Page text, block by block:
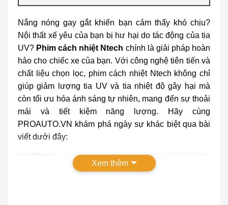
Nắng nóng gay gắt khiến bạn cảm thấy khó chịu?
Nội thất xế yêu của bạn bị hư hại do tác động của tia
UV? Phim cách nhiệt Ntech chính là giải pháp hoàn
hảo cho chiếc xe của bạn. Với công nghệ tiên tiến và
chất liệu chọn lọc, phim cách nhiệt Ntech không chỉ
giúp giảm lượng tia UV và tia nhiệt độ gây hại mà
còn tối ưu hóa ánh sáng tự nhiên, mang đến sự thoải
mái và tiết kiệm năng lượng. Hãy cùng
PROAUTO.VN khám phá ngày sự khác biệt qua bài
viết dưới đây:
Xem thêm